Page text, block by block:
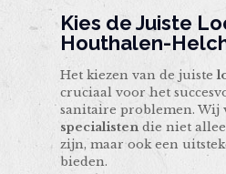
Kies de Juiste
Houthalen-
Het kiezen van de juiste
cruciaal voor het
sanitaire problemen. Wij
specialisten die niet
zijn, maar ook een
bieden.